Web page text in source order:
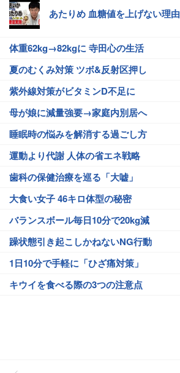
あたりめ 血糖値を上げない理由
体重62kg→82kgに 寺田心の生活
夏のむくみ対策 ツボ&反射区押し
紫外線対策がビタミンD不足に
母が娘に減量強要→家庭内別居へ
睡眠時の悩みを解消する過ごし方
運動より代謝 人体の省エネ戦略
歯科の保健治療を巡る「大嘘」
大食い女子 46キロ体型の秘密
バランスボール毎日10分で20kg減
躁状態引き起こしかねないNG行動
1日10分で手軽に「ひざ痛対策」
キウイを食べる際の3つの注意点